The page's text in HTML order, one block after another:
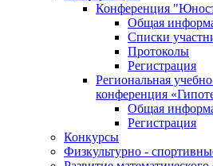
Конференция
Общая
Списки
Протоколы
Регистрация
Региональная
конференция
Общая
Регистрация
Конкурсы
Физкультурно -